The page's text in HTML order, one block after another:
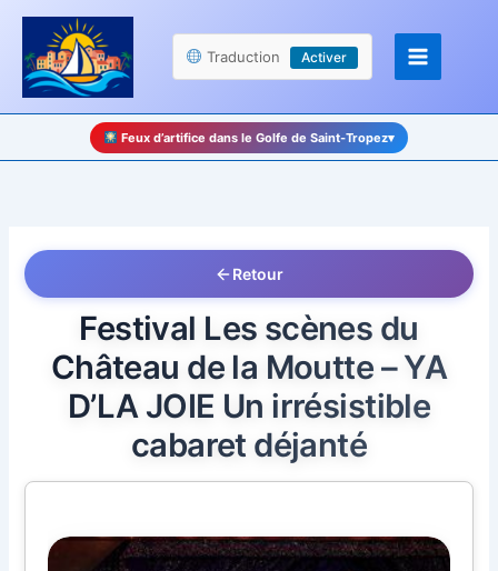
Panneau de gestion des cookies
Aller
contenu
Traduction Activer
Feux d’artifice dans le Golfe de Saint-Tropez▾
Retour
Festival Les scènes du
Château de la Moutte – YA
D’LA JOIE Un irrésistible
cabaret déjanté